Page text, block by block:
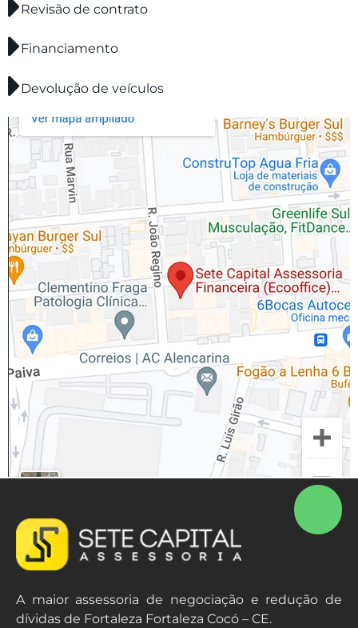
Revisão de contrato
Financiamento
Devolução de veículos
A maior assessoria de negociação e redução de
dívidas de Fortaleza Fortaleza Cocó – CE.